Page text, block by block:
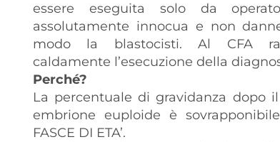
essere eseguita solo da
assolutamente innocua e non
modo la blastocisti. Al CFA
caldamente l’esecuzione della
Perché?
La percentuale di gravidanza dopo
embrione euploide è
FASCE DI ETA’.